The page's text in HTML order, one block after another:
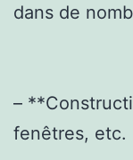
dans de
–
fenêtres, etc.